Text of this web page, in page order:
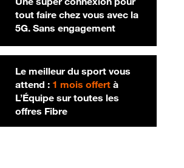
tout faire chez vous avec la
5G. Sans engagement
Le meilleur du sport vous
attend : 1 mois offertà
L’Équipe sur toutes les
offres Fibre